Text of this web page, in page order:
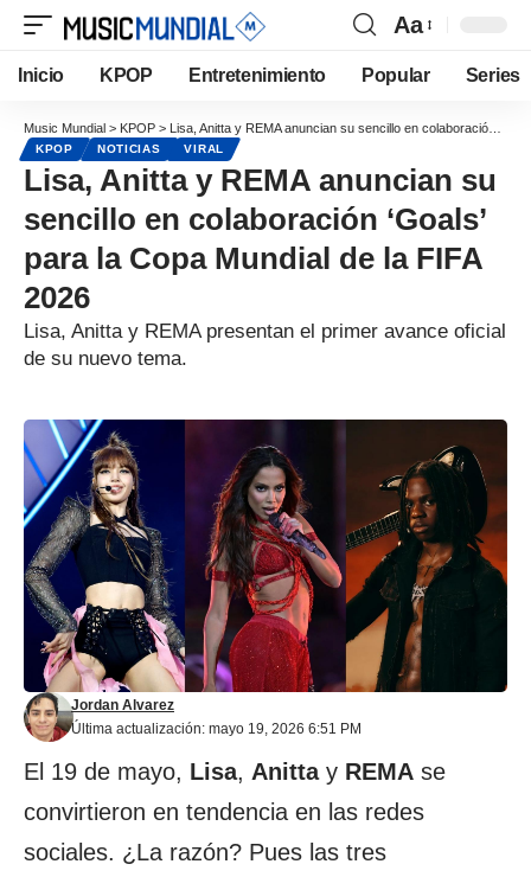
Aa
Inicio KPOP Entretenimiento Popular Series
Music Mundial > KPOP > Lisa, Anitta y REMA anuncian su sencillo en colaboración ‘Goals’ para la Copa Mundial de la FIFA 2026
KPOP NOTICIAS VIRAL
Lisa, Anitta y REMA anuncian su
sencillo en colaboración ‘Goals’
para la Copa Mundial de la FIFA
2026
Lisa, Anitta y REMA presentan el primer avance oficial
de su nuevo tema.
Última actualización: mayo 19, 2026 6:51 PM
Jordan Alvarez
El 19 de mayo, Lisa, Anittay REMA se
convirtieron en tendencia en las redes
sociales. ¿La razón? Pues las tres